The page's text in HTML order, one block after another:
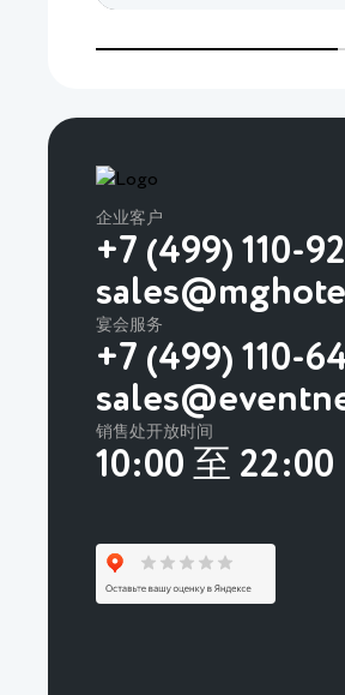
企业客户
+7 (499) 110-
宴会服务
+7 (499) 110-
销售处开放时间
10:00 至 22:00